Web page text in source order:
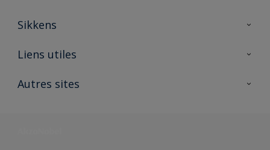
Sikkens
A propos de Sikkens
Liens utiles
Ouvrir un magasin PASS
Autres sites